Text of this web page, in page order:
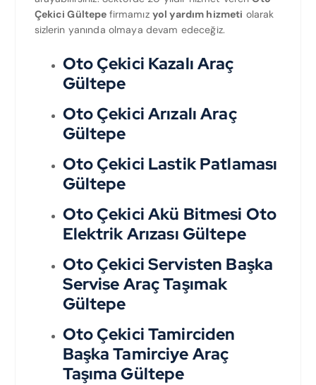
Çekici Gültepe firmamız yol yardım hizmeti olarak
sizlerin yanında olmaya devam edeceğiz.
Oto Çekici Kazalı Araç
Gültepe
Oto Çekici Arızalı Araç
Gültepe
Oto Çekici Lastik Patlaması
Gültepe
Oto Çekici Akü Bitmesi Oto
Elektrik Arızası Gültepe
Oto Çekici Servisten Başka
Servise Araç Taşımak
Gültepe
Oto Çekici Tamirciden
Başka Tamirciye Araç
Taşıma Gültepe